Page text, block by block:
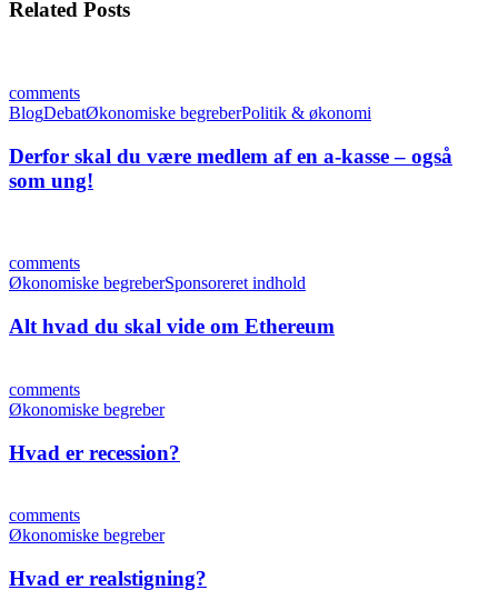
Related Posts
comments
BlogDebatØkonomiske begreberPolitik & økonomi
Derfor skal du være medlem af en a-kasse – også
som ung!
comments
Økonomiske begreberSponsoreret indhold
Alt hvad du skal vide om Ethereum
comments
Økonomiske begreber
Hvad er recession?
comments
Økonomiske begreber
Hvad er realstigning?